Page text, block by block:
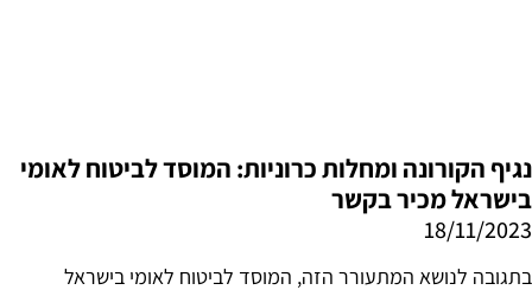
נגיף הקורונה ומחלות כרוניות: המוסד לביטוח לאומי
בישראל מכיר בקשר
18/11/2023
בתגובה לנושא המתעורר הזה, המוסד לביטוח לאומי בישראל